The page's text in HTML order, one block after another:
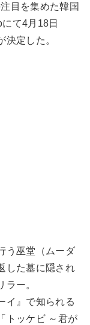
目を集めた韓国
て4月18日
決定した。
う巫堂（ムーダ
した墓に隠され
ラー。
イ』で知られる
トッケビ ～君が